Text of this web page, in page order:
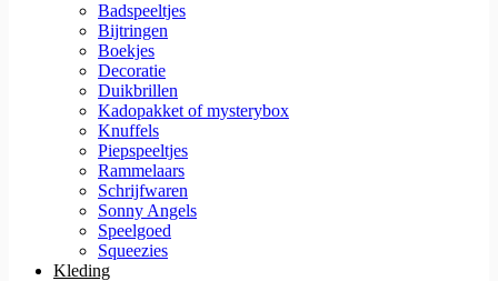
Badspeeltjes
Bijtringen
Boekjes
Decoratie
Duikbrillen
Kadopakket of mysterybox
Knuffels
Piepspeeltjes
Rammelaars
Schrijfwaren
Sonny Angels
Speelgoed
Squeezies
Kleding